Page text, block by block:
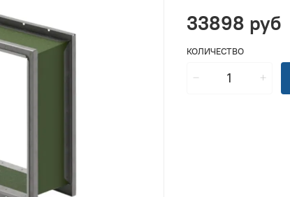
33898 руб
КОЛИЧЕСТВО